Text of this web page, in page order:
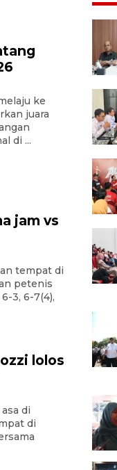
ke
juara
di ...
jam vs
tempat di
petenis
3, 6-7(4),
lolos
di
di